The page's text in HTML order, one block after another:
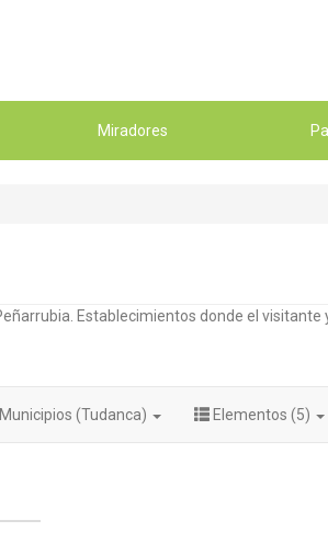
Miradores
Establecimientos donde el
Municipios (Tudanca) Elementos (5)